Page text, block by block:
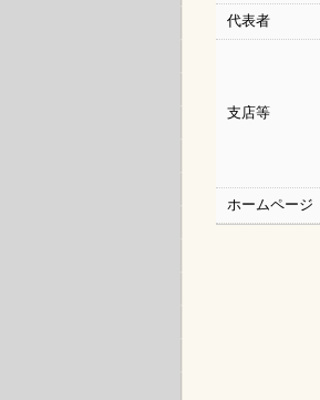
代表者
支店等
ホームページ